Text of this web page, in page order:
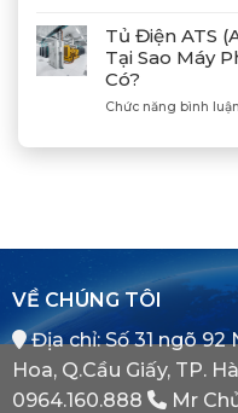
Tủ Điện ATS
Tại Sao Máy
Có?
Chức năng bình
VỀ CHÚNG TÔI
Địa chỉ: Số 31 ngõ 92
Hoa, Q.Cầu Giấy, TP.
0964.160.888
Mr